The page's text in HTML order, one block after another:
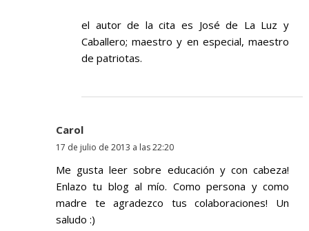
el autor de la cita es José de La Luz y
Caballero; maestro y en especial, maestro
de patriotas.
Carol
17 de julio de 2013 a las 22:20
Me gusta leer sobre educación y con cabeza!
Enlazo tu blog al mío. Como persona y como
madre te agradezco tus colaboraciones! Un
saludo :)